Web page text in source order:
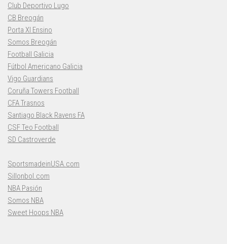
Club Deportivo Lugo
CB Breogán
Porta XI Ensino
Somos Breogán
Football Galicia
Fútbol Americano Galicia
Vigo Guardians
Coruña Towers Football
CFA Trasnos
Santiago Black Ravens FA
CSF Teo Football
SD Castroverde
SportsmadeinUSA.com
Sillonbol.com
NBA Pasión
Somos NBA
Sweet Hoops NBA